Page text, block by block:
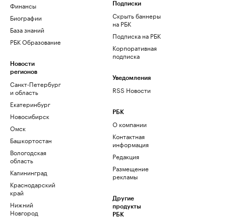
Финансы
Биографии
База знаний
РБК Образование
Новости
регионов
Санкт-Петербург
и область
Екатеринбург
Новосибирск
Омск
Башкортостан
Вологодская
область
Калининград
Краснодарский
край
Нижний
Новгород
Подписки
Скрыть баннеры
на РБК
Подписка на РБК
Корпоративная
подписка
Уведомления
RSS Новости
РБК
О компании
Контактная
информация
Редакция
Размещение
рекламы
Другие
продукты
РБК